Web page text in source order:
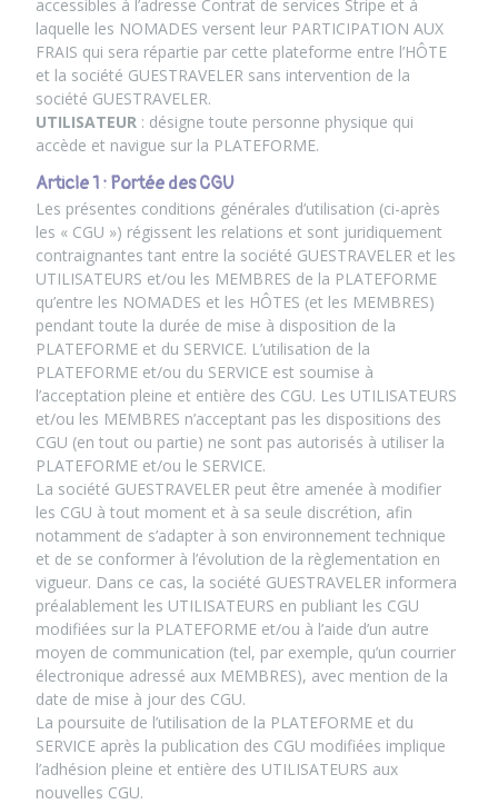
accessibles à l’adresse Contrat de services Stripe et à
laquelle les NOMADES versent leur PARTICIPATION AUX
FRAIS qui sera répartie par cette plateforme entre l’HÔTE
et la société GUESTRAVELER sans intervention de la
société GUESTRAVELER.
UTILISATEUR : désigne toute personne physique qui
accède et navigue sur la PLATEFORME.
Article 1 : Portée des CGU
Les présentes conditions générales d’utilisation (ci-après
les « CGU ») régissent les relations et sont juridiquement
contraignantes tant entre la société GUESTRAVELER et les
UTILISATEURS et/ou les MEMBRES de la PLATEFORME
qu’entre les NOMADES et les HÔTES (et les MEMBRES)
pendant toute la durée de mise à disposition de la
PLATEFORME et du SERVICE. L’utilisation de la
PLATEFORME et/ou du SERVICE est soumise à
l’acceptation pleine et entière des CGU. Les UTILISATEURS
et/ou les MEMBRES n’acceptant pas les dispositions des
CGU (en tout ou partie) ne sont pas autorisés à utiliser la
PLATEFORME et/ou le SERVICE.
La société GUESTRAVELER peut être amenée à modifier
les CGU à tout moment et à sa seule discrétion, afin
notamment de s’adapter à son environnement technique
et de se conformer à l’évolution de la règlementation en
vigueur. Dans ce cas, la société GUESTRAVELER informera
préalablement les UTILISATEURS en publiant les CGU
modifiées sur la PLATEFORME et/ou à l’aide d’un autre
moyen de communication (tel, par exemple, qu’un courrier
électronique adressé aux MEMBRES), avec mention de la
date de mise à jour des CGU.
La poursuite de l’utilisation de la PLATEFORME et du
SERVICE après la publication des CGU modifiées implique
l’adhésion pleine et entière des UTILISATEURS aux
nouvelles CGU.